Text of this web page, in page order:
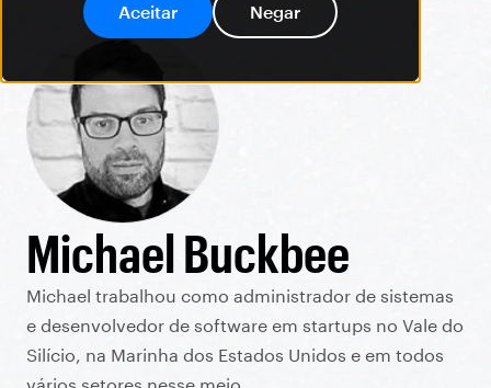
Aceitar Negar
Michael Buckbee
Michael trabalhou como administrador de sistemas
e desenvolvedor de software em startups no Vale do
Silício, na Marinha dos Estados Unidos e em todos